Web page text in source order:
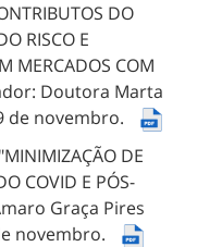
DO
RISCO E
MERCADOS COM
Doutora Marta
de novembro.
"MINIMIZAÇÃO DE
COVID E PÓS-
Graça Pires
novembro.